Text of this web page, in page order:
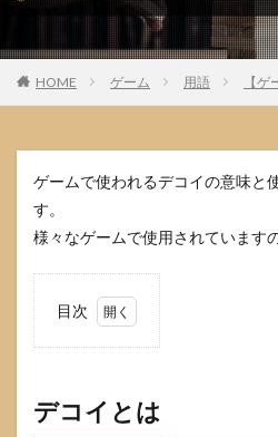
HOME ゲーム 用語 【
ゲームで使われるデコイの意味と
す。
様々なゲームで使用されています
目次
は
デコイとは